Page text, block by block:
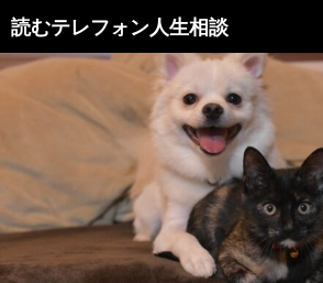
読むテレフォン人生相談